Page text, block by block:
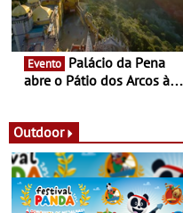
Evento
abre o Pátio dos Arcos à
Outdoor